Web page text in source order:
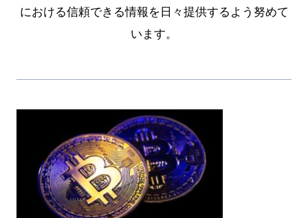
における信頼できる情報を日々提供するよう努めて
います。